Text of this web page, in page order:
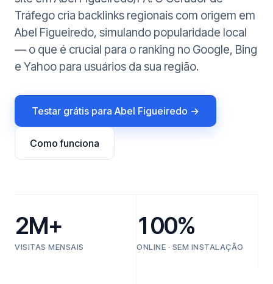
Tráfego cria backlinks regionais com origem em
Abel Figueiredo, simulando popularidade local
— o que é crucial para o ranking no Google, Bing
e Yahoo para usuários da sua região.
Testar grátis para Abel Figueiredo →
Como funciona
2M+
VISITAS MENSAIS
100%
ONLINE · SEM INSTALAÇÃO